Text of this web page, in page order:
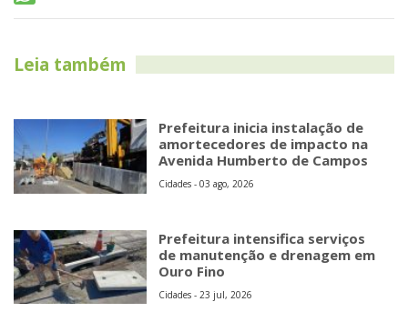
Leia também
Prefeitura inicia instalação de
amortecedores de impacto na
Avenida Humberto de Campos
Cidades - 03 ago, 2026
Prefeitura intensifica serviços
de manutenção e drenagem em
Ouro Fino
Cidades - 23 jul, 2026